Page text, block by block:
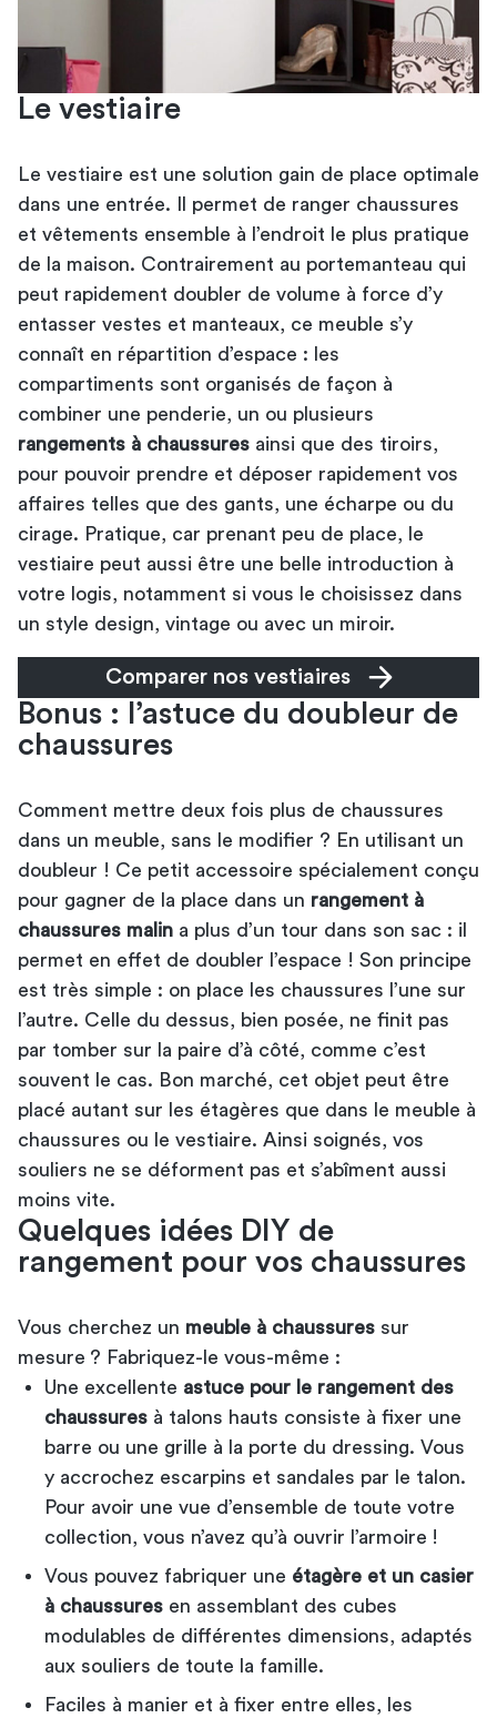
Le vestiaire
Le vestiaire est une solution gain de place optimale
dans une entrée. Il permet de ranger chaussures
et vêtements ensemble à l’endroit le plus pratique
de la maison. Contrairement au portemanteau qui
peut rapidement doubler de volume à force d’y
entasser vestes et manteaux, ce meuble s’y
connaît en répartition d’espace : les
compartiments sont organisés de façon à
combiner une penderie, un ou plusieurs
rangements à chaussures ainsi que des tiroirs,
pour pouvoir prendre et déposer rapidement vos
affaires telles que des gants, une écharpe ou du
cirage. Pratique, car prenant peu de place, le
vestiaire peut aussi être une belle introduction à
votre logis, notamment si vous le choisissez dans
un style design, vintage ou avec un miroir.
Comparer nos vestiaires
Bonus : l’astuce du doubleur de
chaussures
Comment mettre deux fois plus de chaussures
dans un meuble, sans le modifier ? En utilisant un
doubleur ! Ce petit accessoire spécialement conçu
pour gagner de la place dans un rangement à
chaussures malin a plus d’un tour dans son sac : il
permet en effet de doubler l’espace ! Son principe
est très simple : on place les chaussures l’une sur
l’autre. Celle du dessus, bien posée, ne finit pas
par tomber sur la paire d’à côté, comme c’est
souvent le cas. Bon marché, cet objet peut être
placé autant sur les étagères que dans le meuble à
chaussures ou le vestiaire. Ainsi soignés, vos
souliers ne se déforment pas et s’abîment aussi
moins vite.
Quelques idées DIY de
rangement pour vos chaussures
Vous cherchez un meuble à chaussures sur
mesure ? Fabriquez-le vous-même :
Une excellente astuce pour le rangement des
chaussures à talons hauts consiste à fixer une
barre ou une grille à la porte du dressing. Vous
y accrochez escarpins et sandales par le talon.
Pour avoir une vue d’ensemble de toute votre
collection, vous n’avez qu’à ouvrir l’armoire !
Vous pouvez fabriquer une étagère et un casier
à chaussures en assemblant des cubes
modulables de différentes dimensions, adaptés
aux souliers de toute la famille.
Faciles à manier et à fixer entre elles, les